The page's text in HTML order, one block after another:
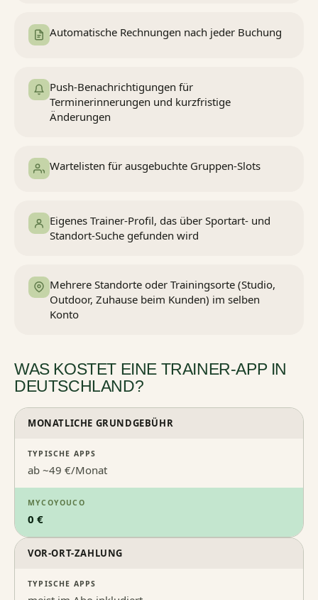
Automatische Rechnungen nach jeder Buchung
Push-Benachrichtigungen für
Terminerinnerungen und kurzfristige
Änderungen
Wartelisten für ausgebuchte Gruppen-Slots
Eigenes Trainer-Profil, das über Sportart- und
Standort-Suche gefunden wird
Mehrere Standorte oder Trainingsorte (Studio,
Outdoor, Zuhause beim Kunden) im selben
Konto
WAS KOSTET EINE TRAINER-APP IN
DEUTSCHLAND?
MONATLICHE GRUNDGEBÜHR
TYPISCHE APPS
ab ~49 €/Monat
MYCOYOUCO
0 €
VOR-ORT-ZAHLUNG
TYPISCHE APPS